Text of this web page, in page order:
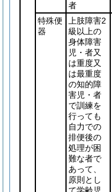
者
特殊便
器
上肢障害2
級以上の
身体障害
児・者又
は重度又
は最重度
の知的障
害児・者
で訓練を
行っても
自力での
排便後の
処理が困
難な者で
あって、
原則とし